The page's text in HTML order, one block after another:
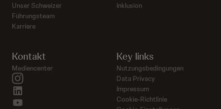
Unser Schweizer
Führungsteam
Karriere
Inklusion
Kontakt
Mediencenter
Key links
Nutzungsbedingungen
Data Privacy
Impressum
Cookie-Richtlinie